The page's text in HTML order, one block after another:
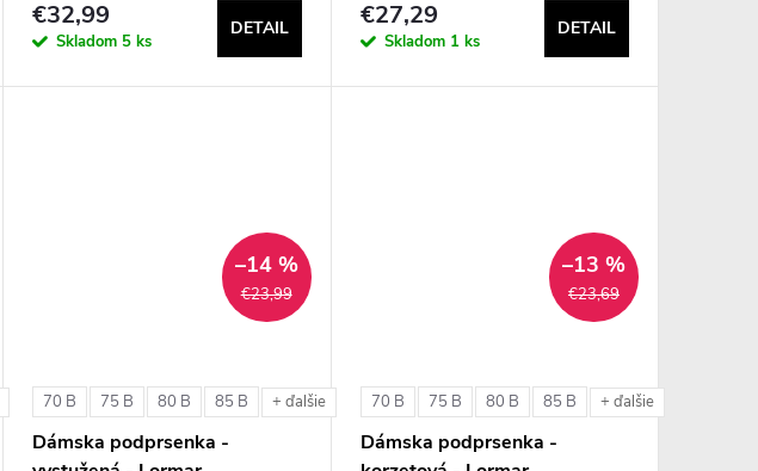
€32,99
Skladom 5 ks
DETAIL €27,29
Skladom 1 ks
DETAIL
€23,99
–14 %
70 B 75 B 80 B 85 B + ďalšie
Dámska podprsenka -
€23,69
–13 %
70 B 75 B 80 B 85 B + ďalšie
Dámska podprsenka -